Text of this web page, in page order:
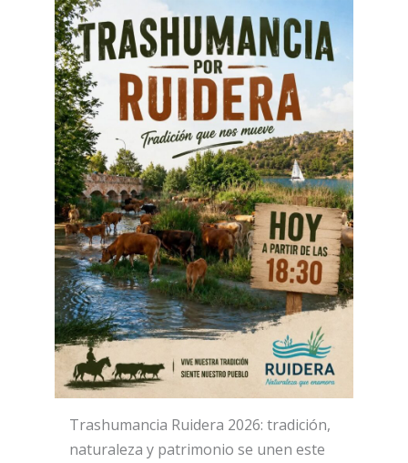
Trashumancia Ruidera 2026: tradición,
naturaleza y patrimonio se unen este